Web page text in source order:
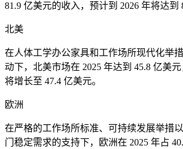
81.9 亿美元的收入，预计到 2026 年将达到
北美
在人体工学办公家具和工作场所现代化举
动下，北美市场在 2025 年达到 45.8 亿美
将增长至 47.4 亿美元。
欧洲
在严格的工作场所标准、可持续发展举措
门稳定需求的支持下，欧洲在 2025 年占